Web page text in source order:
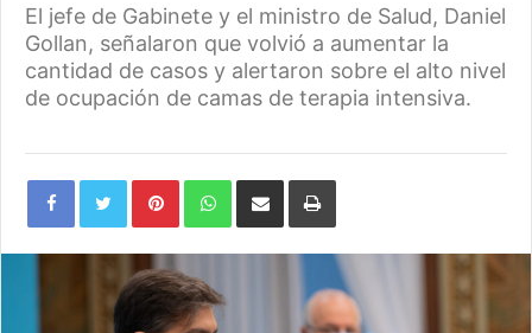
El jefe de Gabinete y el ministro de Salud, Daniel
Gollan, señalaron que volvió a aumentar la
cantidad de casos y alertaron sobre el alto nivel
de ocupación de camas de terapia intensiva.
PinterestWhatsAppShare
Email
Print